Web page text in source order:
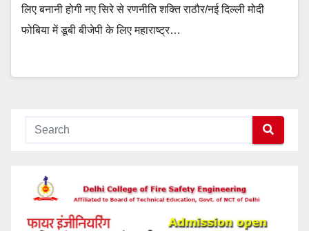
लिए बनानी होगी नए सिरे से रणनीति शक्ति राठौर/नई दिल्ली मोदी
फोबिया में डूबी बीजेपी के लिए महाराष्ट्र…